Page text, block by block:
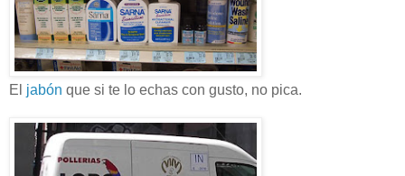
El jabón que si te lo echas con gusto, no pica.